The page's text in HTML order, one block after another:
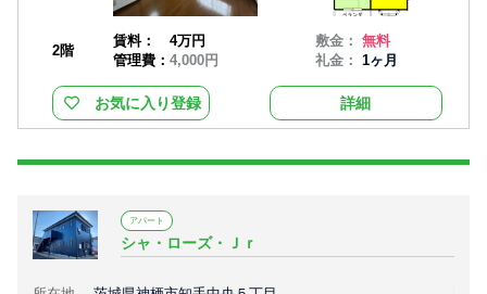
2階
賃料：
4万円
管理費： 4,000円
敷金：無料
礼金：1ヶ月
お気に入り登録 詳細
アパート
シャ・ローズ・Ｊｒ